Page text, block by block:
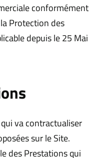
conformément
Protection des
depuis le 25 Mai
va contractualiser
sur le Site.
des Prestations qui